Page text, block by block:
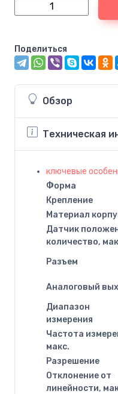
Поделиться
Обзор
Техническая
ключевые
Форма
Крепление
Материал
Датчик
количество,
Разъем
Аналоговый
Диапазон
измерения
Частота
макс.
Разрешение
Отклонение от
линейности,